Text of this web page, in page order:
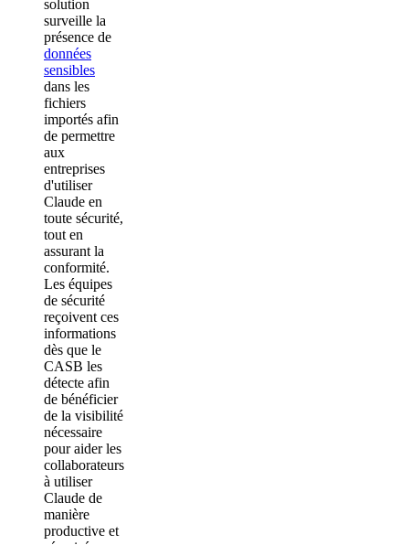
solution
surveille la
présence de
données
sensibles
dans les
fichiers
importés afin
de permettre
aux
entreprises
d'utiliser
Claude en
toute sécurité,
tout en
assurant la
conformité.
Les équipes
de sécurité
reçoivent ces
informations
dès que le
CASB les
détecte afin
de bénéficier
de la visibilité
nécessaire
pour aider les
collaborateurs
à utiliser
Claude de
manière
productive et